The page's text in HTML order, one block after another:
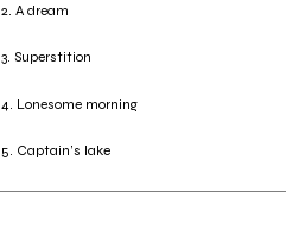
2. A dream
3. Superstition
4. Lonesome morning
5. Captain’s lake